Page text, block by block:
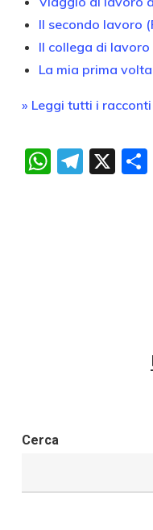
Il secondo lavoro
Il collega di lavoro
La mia prima volta
» Leggi tutti i
X
Cerca